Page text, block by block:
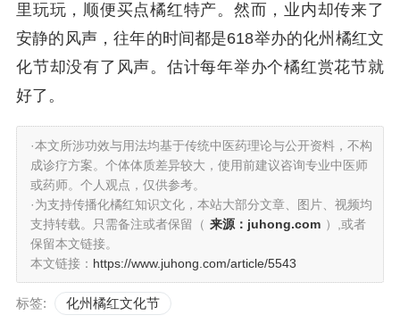
里玩玩，顺便买点橘红特产。然而，业内却传来了
安静的风声，往年的时间都是618举办的化州橘红文
化节却没有了风声。估计每年举办个橘红赏花节就
好了。
·本文所涉功效与用法均基于传统中医药理论与公开资料，不构
成诊疗方案。个体体质差异较大，使用前建议咨询专业中医师
或药师。个人观点，仅供参考。
·为支持传播化橘红知识文化，本站大部分文章、图片、视频均
支持转载。只需备注或者保留（ 来源：juhong.com ）,或者
保留本文链接。
本文链接： https://www.juhong.com/article/5543
标签: 化州橘红文化节